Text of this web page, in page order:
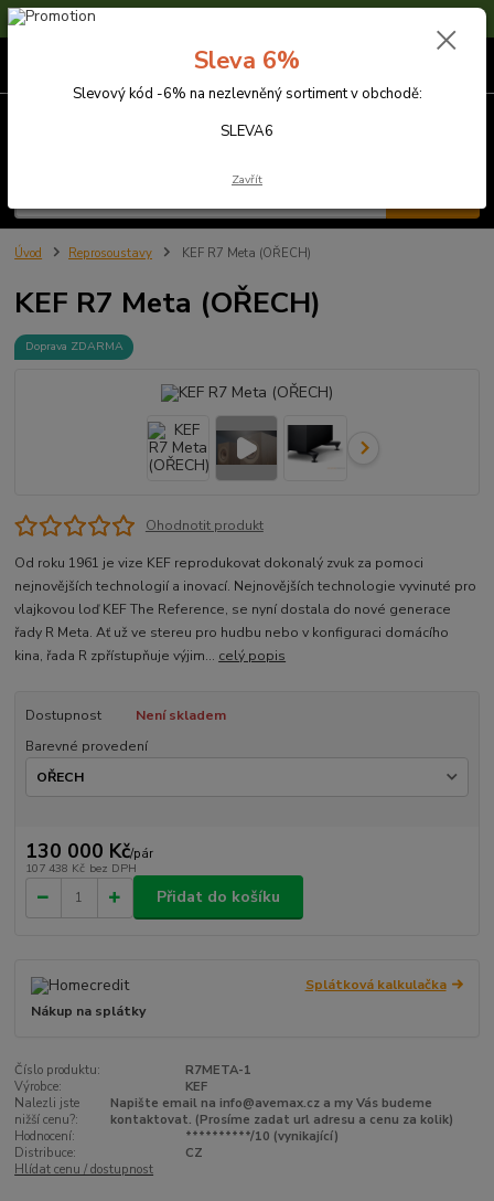
Sleva 6% na nezlevněné zboží s kódem SLEVA6
Úvod Reprosoustavy KEF R7 Meta (OŘECH)
KEF R7 Meta (OŘECH)
Doprava ZDARMA
Ohodnotit produkt
Od roku 1961 je vize KEF reprodukovat dokonalý zvuk za pomoci
nejnovějších technologií a inovací. Nejnovějších technologie vyvinuté pro
vlajkovou loď KEF The Reference, se nyní dostala do nové generace
řady R Meta. Ať už ve stereu pro hudbu nebo v konfiguraci domácího
kina, řada R zpřístupňuje výjim... celý popis
Dostupnost
Není skladem
Barevné provedení
130 000 Kč/pár
107 438 Kč bez DPH
Přidat do košíku
Splátková kalkulačka
Nákup na splátky
Číslo produktu:
R7META-1
Výrobce:
KEF
Nalezli jste
nižší cenu?:
Napište email na info@avemax.cz a my Vás budeme
kontaktovat. (Prosíme zadat url adresu a cenu za kolik)
Hodnocení:
**********/10 (vynikající)
Distribuce:
CZ
Hlídat cenu / dostupnost
Sleva 6%
Slevový kód -6% na nezlevněný sortiment v obchodě:
SLEVA6
Zavřít